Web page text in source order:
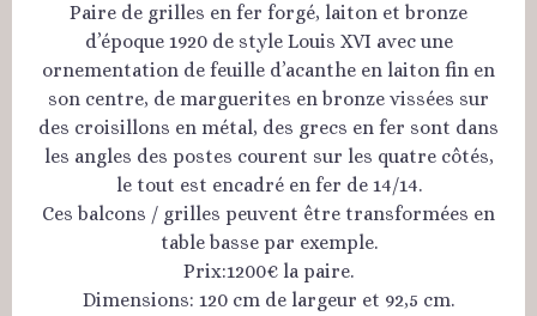
Paire de grilles en fer forgé, laiton et bronze
d’époque 1920 de style Louis XVI avec une
ornementation de feuille d’acanthe en laiton fin en
son centre, de marguerites en bronze vissées sur
des croisillons en métal, des grecs en fer sont dans
les angles des postes courent sur les quatre côtés,
le tout est encadré en fer de 14/14.
Ces balcons / grilles peuvent être transformées en
table basse par exemple.
Prix:1200€ la paire.
Dimensions: 120 cm de largeur et 92,5 cm.